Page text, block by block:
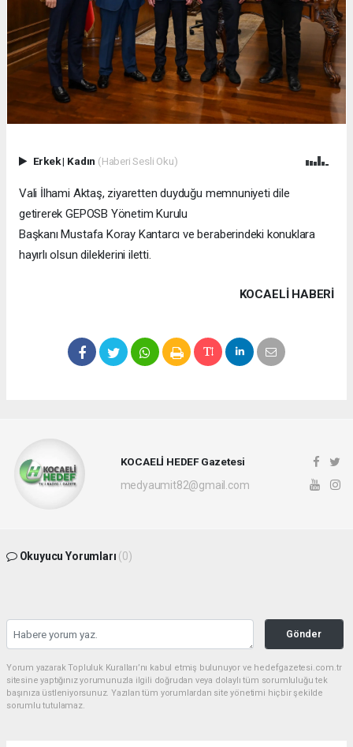
Erkek| Kadın (Haberi Sesli Oku)
Vali İlhami Aktaş, ziyaretten duyduğu memnuniyeti dile
getirerek GEPOSB Yönetim Kurulu
Başkanı Mustafa Koray Kantarcı ve beraberindeki konuklara
hayırlı olsun dileklerini iletti.
KOCAELI HABERİ
KOCAELİ HEDEF Gazetesi
medyaumit82@gmail.com
Okuyucu Yorumları (0)
Gönder
Yorum yazarak Topluluk Kuralları’nı kabul etmiş bulunuyor ve hedefgazetesi.com.tr
sitesine yaptığınız yorumunuzla ilgili doğrudan veya dolaylı tüm sorumluluğu tek
başınıza üstleniyorsunuz. Yazılan tüm yorumlardan site yönetimi hiçbir şekilde
sorumlu tutulamaz.